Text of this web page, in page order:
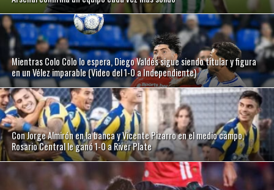
Mientras Colo Colo lo espera, Diego Valdés sigue siendo titular y figura
en un Vélez imparable (Video del 1-0 a Independiente)
Con Jorge Almirón en la banca y Vicente Pizarro en el medio campo,
Rosario Central le ganó 1-0 a River Plate